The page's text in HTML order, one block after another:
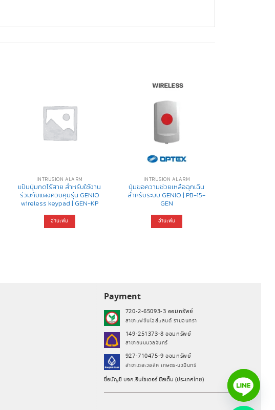
INTRUSION ALARM
แป้นปุ่มกดไร้สาย สำหรับใช้งาน
ร่วมกับแผงควบคุมรุ่น GENIO
wireless keypad | GEN-KP
อ่านเพิ่ม
INTRUSION ALARM
ปุ่มขอความช่วยเหลือฉุกเฉิน
สำหรับระบบ GENIO | PB-15-
GEN
อ่านเพิ่ม
Payment
720-2-65093-3 ออมทรัพย์
สาขาแฟชั่นไอส์แลนด์ รามอินทรา
149-251373-8 ออมทรัพย์
สาขาถนนนวลจันทร์
927-710475-9 ออมทรัพย์
สาขาเดอะวอล์ค เกษตร-นวมินทร์
ชื่อบัญชี บจก.อินไซเดอร์ ซิสเต็ม (ประเทศไทย)